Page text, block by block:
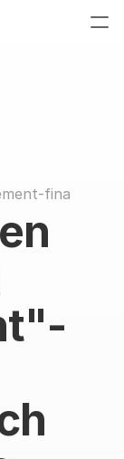
finance-